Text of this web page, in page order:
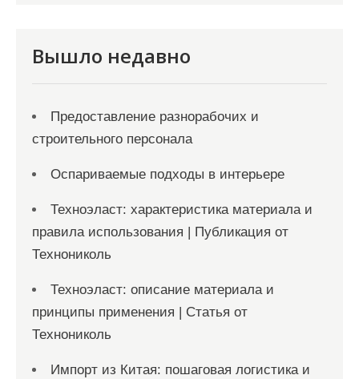
Вышло недавно
Предоставление разнорабочих и
строительного персонала
Оспариваемые подходы в интерьере
Техноэласт: характеристика материала и
правила использования | Публикация от
Технониколь
Техноэласт: описание материала и
принципы применения | Статья от
Технониколь
Импорт из Китая: пошаговая логистика и